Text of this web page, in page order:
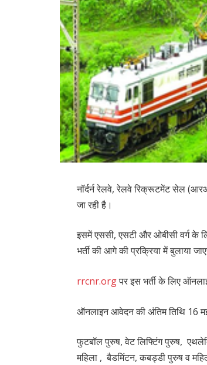
नॉर्दर्न रेलवे, रेलवे रिक्रूटमेंट सेल
जा रही है।
इसमें एससी, एसटी और ओबीसी वर्ग के
भर्ती की आगे की प्रक्रिया में बुलाया
rrcnr.orgपर इस भर्ती के लिए
ऑनलाइन आवेदन की अंतिम तिथि 16
फुटबॉल पुरुष, वेट लिफ्टिंग पुरुष,
महिला , बैडमिंटन, कबड्डी पुरुष व